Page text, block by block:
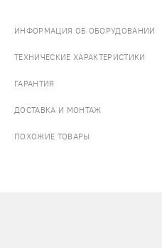
ИНФОРМАЦИЯ ОБ ОБОРУДОВАНИИ
ТЕХНИЧЕСКИЕ ХАРАКТЕРИСТИКИ
ГАРАНТИЯ
ДОСТАВКА И МОНТАЖ
ПОХОЖИЕ ТОВАРЫ